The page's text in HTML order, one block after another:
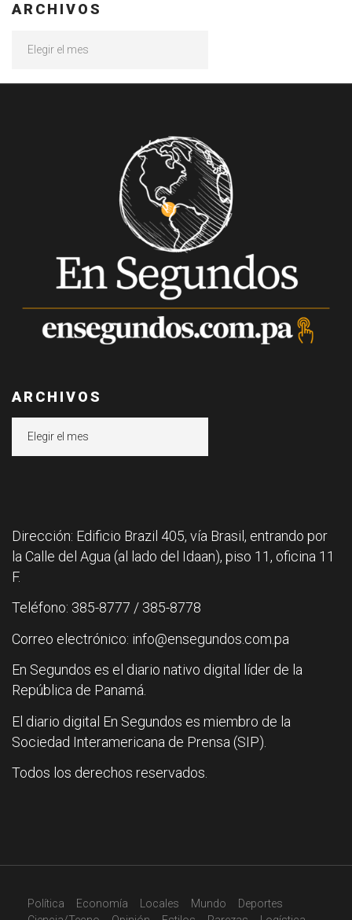
ARCHIVOS
ARCHIVOS
Dirección: Edificio Brazil 405, vía Brasil, entrando por
la Calle del Agua (al lado del Idaan), piso 11, oficina 11
F.
Teléfono: 385-8777 / 385-8778
Correo electrónico: info@ensegundos.com.pa
En Segundos es el diario nativo digital líder de la
República de Panamá.
El diario digital En Segundos es miembro de la
Sociedad Interamericana de Prensa (SIP).
Todos los derechos reservados.
Política Economía Locales Mundo
Deportes